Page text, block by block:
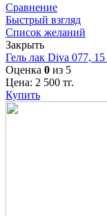
Сравнение
Быстрый взгляд
Список желаний
Закрыть
Гель лак Diva 077,
Оценка 0 из 5
Цена: 2 500 тг.
Купить